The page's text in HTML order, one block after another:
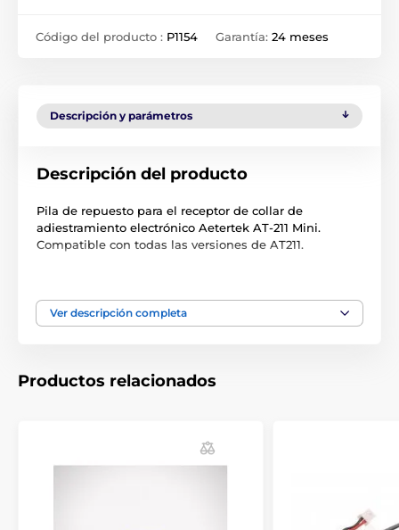
Código del producto : P1154 Garantía: 24 meses
Descripción y parámetros
Descripción del producto
Pila de repuesto para el receptor de collar de
adiestramiento electrónico Aetertek AT-211 Mini.
Compatible con todas las versiones de AT211.
carácter ilustrativo.
Ver descripción completa
Productos relacionados